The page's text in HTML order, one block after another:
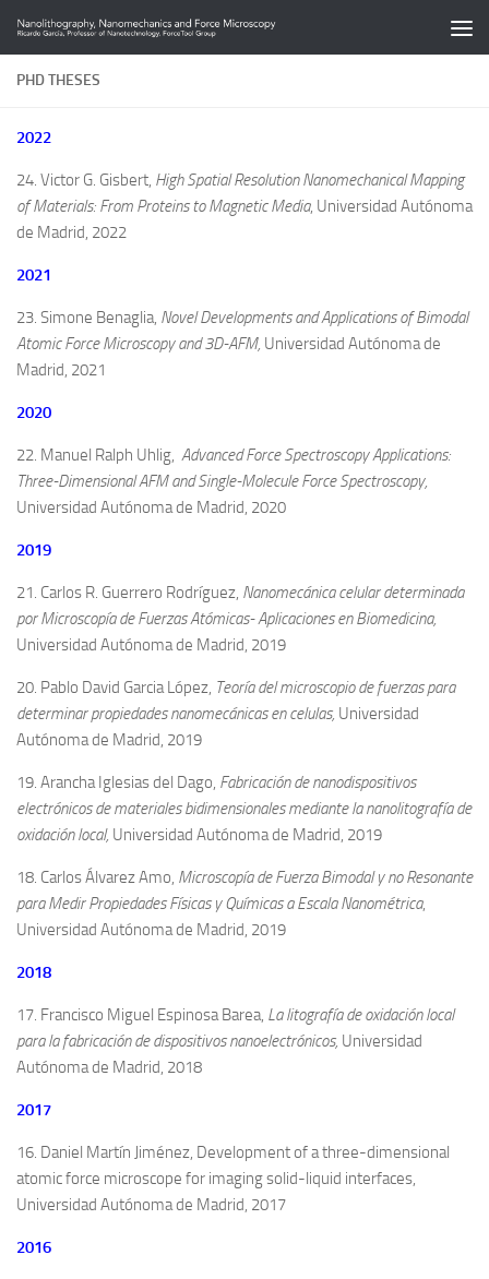
Saltar al contenido
PHD THESES
2022
24. Victor G. Gisbert, High Spatial Resolution Nanomechanical Mapping
of Materials: From Proteins to Magnetic Media, Universidad Autónoma
de Madrid, 2022
2021
23. Simone Benaglia, Novel Developments and Applications of Bimodal
Atomic Force Microscopy and 3D-AFM, Universidad Autónoma de
Madrid, 2021
2020
22. Manuel Ralph Uhlig, Advanced Force Spectroscopy Applications:
Three-Dimensional AFM and Single-Molecule Force Spectroscopy,
Universidad Autónoma de Madrid, 2020
2019
21. Carlos R. Guerrero Rodríguez, Nanomecánica celular determinada
por Microscopía de Fuerzas Atómicas- Aplicaciones en Biomedicina,
Universidad Autónoma de Madrid, 2019
20. Pablo David Garcia López, Teoría del microscopio de fuerzas para
determinar propiedades nanomecánicas en celulas, Universidad
Autónoma de Madrid, 2019
19. Arancha Iglesias del Dago, Fabricación de nanodispositivos
electrónicos de materiales bidimensionales mediante la nanolitografía de
oxidación local, Universidad Autónoma de Madrid, 2019
18. Carlos Álvarez Amo, Microscopía de Fuerza Bimodal y no Resonante
para Medir Propiedades Físicas y Químicas a Escala Nanométrica,
Universidad Autónoma de Madrid, 2019
2018
17. Francisco Miguel Espinosa Barea, La litografía de oxidación local
para la fabricación de dispositivos nanoelectrónicos, Universidad
Autónoma de Madrid, 2018
2017
16. Daniel Martín Jiménez, Development of a three-dimensional
atomic force microscope for imaging solid-liquid interfaces,
Universidad Autónoma de Madrid, 2017
2016